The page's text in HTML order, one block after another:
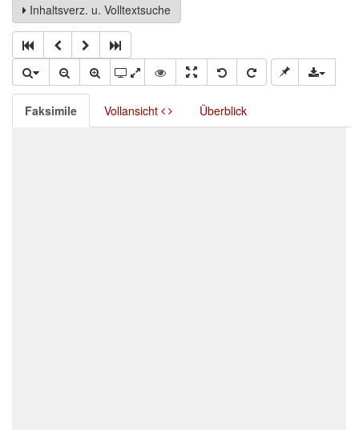
Inhaltsverz. u. Volltextsuche
Faksimile Vollansicht Überblick